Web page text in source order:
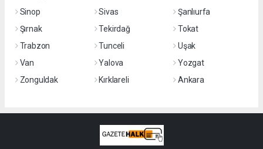
Sinop
Sivas
Şanlıurfa
Şırnak
Tekirdağ
Tokat
Trabzon
Tunceli
Uşak
Van
Yalova
Yozgat
Zonguldak
Kırklareli Ankara